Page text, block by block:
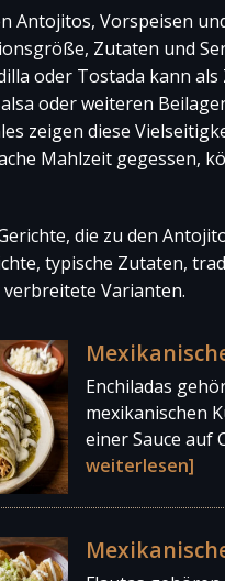
Antojitos, Vorspeisen
Zutaten und
oder Tostada kann
oder weiteren
zeigen diese
Mahlzeit gegessen,
die zu den
typische Zutaten,
Varianten.
Enchiladas
mexikanischen
einer Sauce auf
weiterlesen]